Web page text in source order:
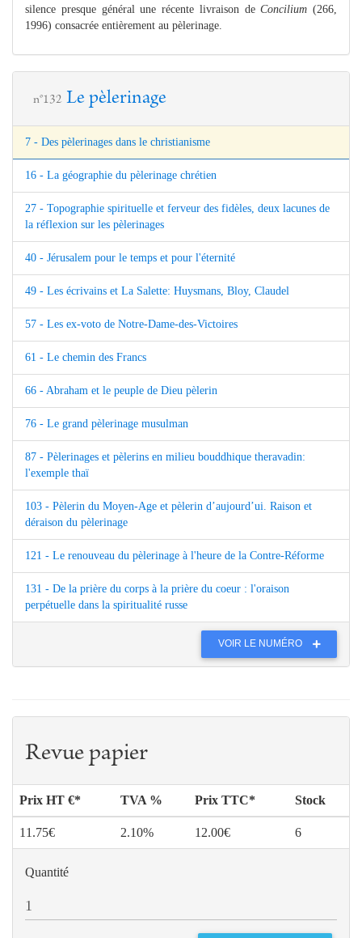
silence presque général une récente livraison deConcilium (266,
1996) consacrée entièrement au pèlerinage.
n°132 Le pèlerinage
7 - Des pèlerinages dans le christianisme
16 - La géographie du pèlerinage chrétien
27 - Topographie spirituelle et ferveur des fidèles, deux lacunes de
la réflexion sur les pèlerinages
40 - Jérusalem pour le temps et pour l'éternité
49 - Les écrivains et La Salette: Huysmans, Bloy, Claudel
57 - Les ex-voto de Notre-Dame-des-Victoires
61 - Le chemin des Francs
66 - Abraham et le peuple de Dieu pèlerin
76 - Le grand pèlerinage musulman
87 - Pèlerinages et pèlerins en milieu bouddhique theravadin:
l'exemple thaï
103 - Pèlerin du Moyen-Age et pèlerin d’aujourd’ui. Raison et
déraison du pèlerinage
121 - Le renouveau du pèlerinage à l'heure de la Contre-Réforme
131 - De la prière du corps à la prière du coeur : l'oraison
perpétuelle dans la spiritualité russe
VOIR LE NUMÉRO
Revue papier
Prix HT €* TVA % Prix TTC* Stock
11.75€ 2.10% 12.00€ 6
Quantité